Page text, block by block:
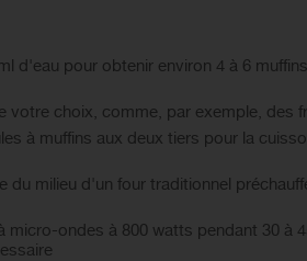
d'eau pour obtenir environ 4 à 6
votre choix, comme, par exemple,
à muffins aux deux tiers pour la
du milieu d'un four traditionnel
micro-ondes à 800 watts pendant 30 à